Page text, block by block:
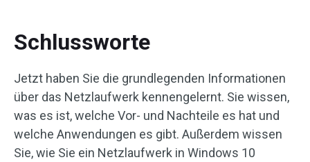
Schlussworte
Jetzt haben Sie die grundlegenden Informationen
über das Netzlaufwerk kennengelernt. Sie wissen,
was es ist, welche Vor- und Nachteile es hat und
welche Anwendungen es gibt. Außerdem wissen
Sie, wie Sie ein Netzlaufwerk in Windows 10